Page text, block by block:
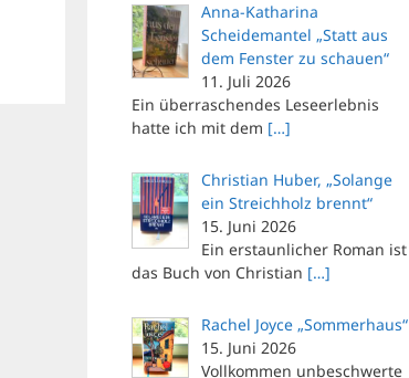
Anna-Katharina
Scheidemantel „Statt aus
dem Fenster zu schauen“
11. Juli 2026
Ein überraschendes Leseerlebnis
hatte ich mit dem […]
Christian Huber, „Solange
ein Streichholz brennt“
15. Juni 2026
Ein erstaunlicher Roman ist
das Buch von Christian […]
Rachel Joyce „Sommerhaus“
15. Juni 2026
Vollkommen unbeschwerte